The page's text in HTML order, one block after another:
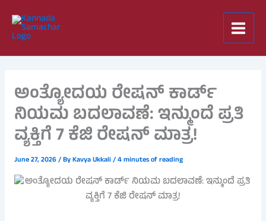
content
ಅಂತ್ಯೋದಯ ರೇಷನ್ ಕಾರ್ಡ್
ನಿಯಮ ಬದಲಾವಣೆ: ಇನ್ಮುಂದೆ ಪ್ರತಿ
ವ್ಯಕ್ತಿಗೆ 7 ಕೆಜಿ ರೇಷನ್ ಮಾತ್ರ!
June 27, 2026/ ByKavya Ukkali/4 minutes of reading